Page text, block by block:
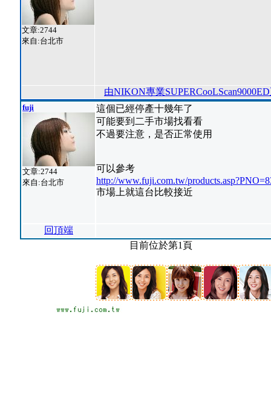
文章:2744
來自:台北市
由NIKON專業
fuji
文章:2744
來自:台北市
這個已經停產十幾年了
可能要到二手市場找看看
不過要注意，是否正常使用
可以參考
http://www.fuji.com.tw/
市場上就這台比較接近
回頂端
目前位於第1頁